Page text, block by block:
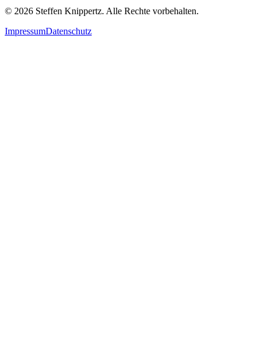
© 2026 Steffen Knippertz. Alle Rechte vorbehalten.
ImpressumDatenschutz